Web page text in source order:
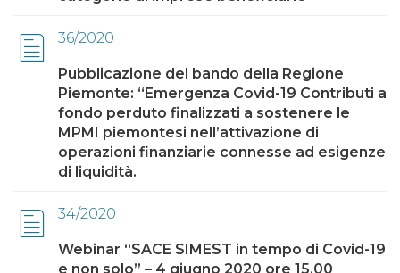
36/2020
Pubblicazione del bando della Regione
Piemonte: “Emergenza Covid-19 Contributi a
fondo perduto finalizzati a sostenere le
MPMI piemontesi nell’attivazione di
operazioni finanziarie connesse ad esigenze
di liquidità.
34/2020
Webinar “SACE SIMEST in tempo di Covid-19
e non solo” – 4 giugno 2020 ore 15.00